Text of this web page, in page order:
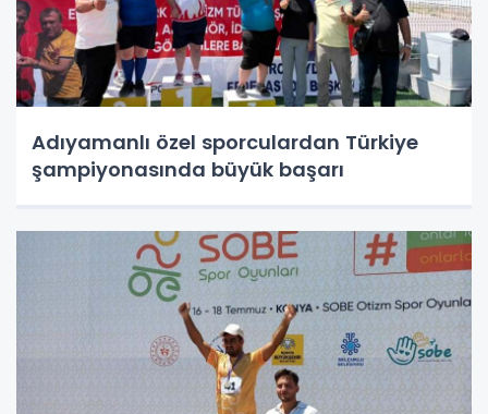
Adıyamanlı özel sporculardan Türkiye
şampiyonasında büyük başarı